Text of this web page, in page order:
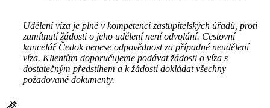
Udělení víza je plně v kompetenci zastupitelských úřadů, proti
zamítnutí žádosti o jeho udělení není odvolání. Cestovní
kancelář Čedok nenese odpovědnost za případné neudělení
víza. Klientům doporučujeme podávat žádosti o víza s
dostatečným předstihem a k žádosti dokládat všechny
požadované dokumenty.